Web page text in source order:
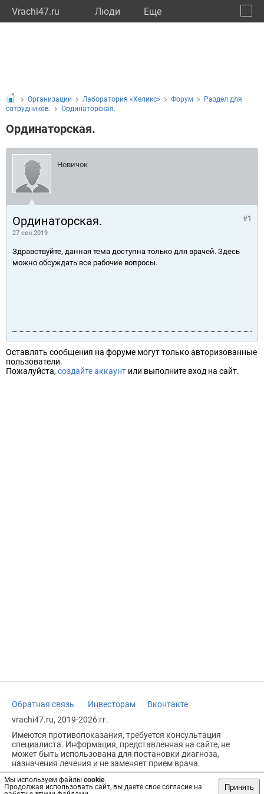
Vrachi47.ru Люди Eще
Мы используем файлы cookie.
Продолжая использовать сайт, вы даете свое согласие на
Принять
Организации Лаборатория «Хеликс» Форум
Раздел для
сотрудников.
Ординаторская.
Ординаторская.
Новичок
Ординаторская.
27 сен 2019
#1
Здравствуйте, данная тема доступна только для врачей. Здесь
можно обсуждать все рабочие вопросы.
Оставлять сообщения на форуме могут только авторизованные
пользователи.
Пожалуйста, создайте аккаунт или выполните вход на сайт.
Обратная связь Инвесторам
Вконтакте
vrachi47.ru, 2019-2026 гг.
Имеются противопоказания, требуется консультация
специалиста. Информация, представленная на сайте, не
может быть использована для постановки диагноза,
назначения лечения и не заменяет прием врача.
Возрастное ограничение: 18+